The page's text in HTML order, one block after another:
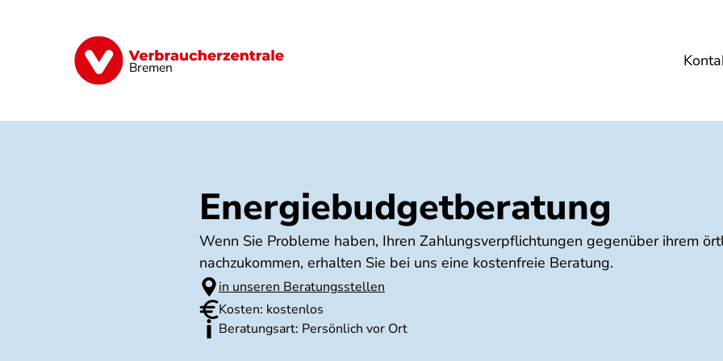
Bremen
Finanzen Digitales Lebensmittel
Energiebudgetberatung
Wenn Sie Probleme haben, Ihren Zahlungsverpflichtungen gegenüber ihrem
nachzukommen, erhalten Sie bei uns eine kostenfreie Beratung.
in unseren Beratungsstellen
Kosten: kostenlos
Beratungsart: Persönlich vor Ort